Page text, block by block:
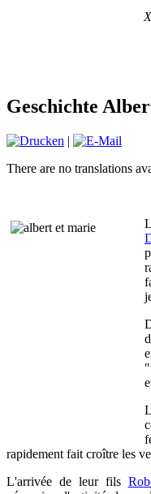
Geschichte
|
There are no translations
rapidement fait croître les
L'arrivée de leur fils